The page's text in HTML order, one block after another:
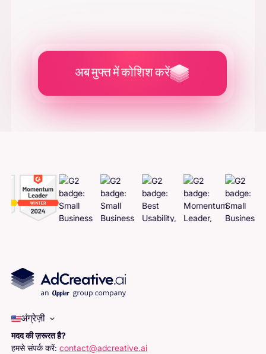
अब मुफ्त में कोशिश करें
अंग्रेज़ी
मदद की ज़रूरत है?
हमसे संपर्क करें:contact@adcreative.ai